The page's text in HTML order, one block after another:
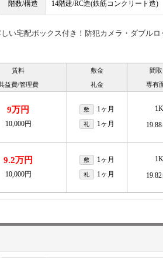
階数/構造 14階建/RC造(鉄筋コンクリート造)
い宅配ボックス付き！防犯カメラ・ダブル
賃料
益費/管理費
敷金
礼金
間取
専有
9万円
10,000円
敷 1ヶ月
礼 1ヶ月
1K
9.2万円
10,000円
敷 1ヶ月
礼 1ヶ月
1K